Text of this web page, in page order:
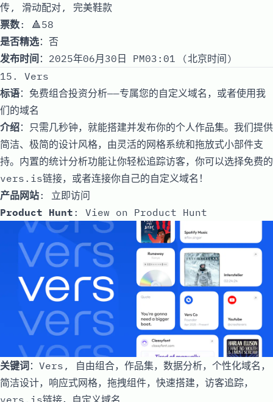
传, 滑动配对, 完美鞋款
票数: 🔺58
是否精选：否
发布时间 ：2025年06月30日 PM03:01 (北京时间)
15. Vers
标语：免费组合投资分析——专属您的自定义域名，或者使用我
们的域名
介绍：只需几秒钟，就能搭建并发布你的个人作品集。我们提供
简洁、极简的设计风格，由灵活的网格系统和拖放式小部件支
持。内置的统计分析功能让你轻松追踪访客，你可以选择免费的
vers.is链接，或者连接你自己的自定义域名！
产品网站: 立即访问
Product Hunt : View on Product Hunt
关键词：Vers, 自由组合，作品集，数据分析，个性化域名，
简洁设计，响应式网格，拖拽组件，快速搭建，访客追踪，
vers.is链接，自定义域名